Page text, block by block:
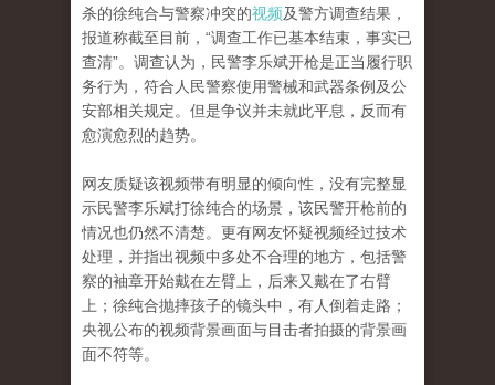
杀的徐纯合与警察冲突的视频及警方调查结果，
报道称截至目前，“调查工作已基本结束，事实已
查清”。调查认为，民警李乐斌开枪是正当履行职
务行为，符合人民警察使用警械和武器条例及公
安部相关规定。但是争议并未就此平息，反而有
愈演愈烈的趋势。
网友质疑该视频带有明显的倾向性，没有完整显
示民警李乐斌打徐纯合的场景，该民警开枪前的
情况也仍然不清楚。更有网友怀疑视频经过技术
处理，并指出视频中多处不合理的地方，包括警
察的袖章开始戴在左臂上，后来又戴在了右臂
上；徐纯合抛摔孩子的镜头中，有人倒着走路；
央视公布的视频背景画面与目击者拍摄的背景画
面不符等。